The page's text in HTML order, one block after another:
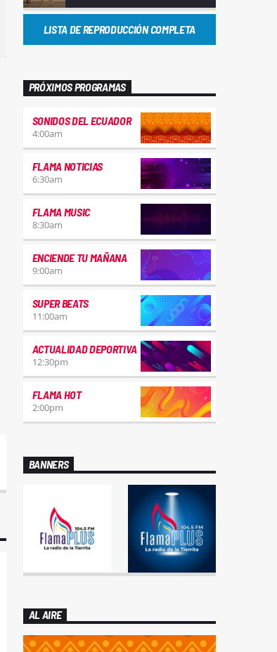
LISTA DE REPRODUCCIÓN COMPLETA
PRÓXIMOS PROGRAMAS
SONIDOS DEL ECUADOR
4:00am
FLAMA NOTICIAS
6:30am
FLAMA MUSIC
8:30am
ENCIENDE TU MAÑANA
9:00am
SUPER BEATS
11:00am
ACTUALIDAD DEPORTIVA
12:30pm
FLAMA HOT
2:00pm
BANNERS
AL AIRE